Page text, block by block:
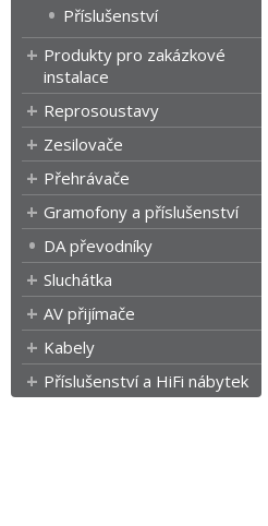
Příslušenství
Produkty pro zakázkové
instalace
Reprosoustavy
Zesilovače
Přehrávače
Gramofony a příslušenství
DA převodníky
Sluchátka
AV přijímače
Kabely
Příslušenství a HiFi nábytek